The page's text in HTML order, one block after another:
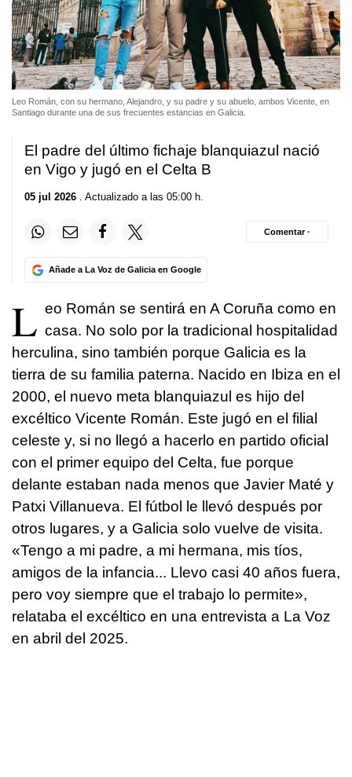
Leo Román, con su hermano, Alejandro, y su padre y su abuelo, ambos Vicente, en
Santiago durante una de sus frecuentes estancias en Galicia.
El padre del último fichaje blanquiazul nació
en Vigo y jugó en el Celta B
05 jul 2026 . Actualizado a las 05:00 h.
Añade a La Voz de Galicia en Google
Comentar ·
L eo Román se sentirá en A Coruña como en
casa. No solo por la tradicional hospitalidad
herculina, sino también porque Galicia es la
tierra de su familia paterna. Nacido en Ibiza en el
2000, el nuevo meta blanquiazul es hijo del
excéltico Vicente Román. Este jugó en el filial
celeste y, si no llegó a hacerlo en partido oficial
con el primer equipo del Celta, fue porque
delante estaban nada menos que Javier Maté y
Patxi Villanueva. El fútbol le llevó después por
otros lugares, y a Galicia solo vuelve de visita.
«Tengo a mi padre, a mi hermana, mis tíos,
amigos de la infancia... Llevo casi 40 años fuera,
pero voy siempre que el trabajo lo permite»,
relataba el excéltico en una entrevista a La Voz
en abril del 2025.